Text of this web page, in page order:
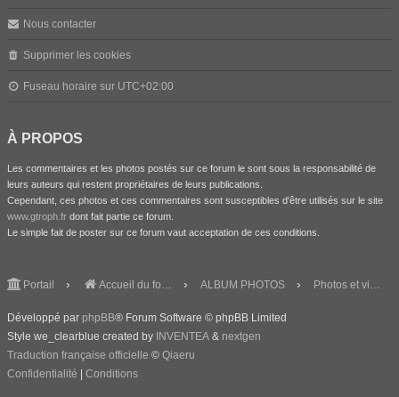
Nous contacter
Supprimer les cookies
Fuseau horaire sur UTC+02:00
À PROPOS
Les commentaires et les photos postés sur ce forum le sont sous la responsabilité de
leurs auteurs qui restent propriétaires de leurs publications.
Cependant, ces photos et ces commentaires sont susceptibles d'être utilisés sur le site
www.gtroph.fr dont fait partie ce forum.
Le simple fait de poster sur ce forum vaut acceptation de ces conditions.
Portail Accueil du forum ALBUM PHOTOS Photos et vidéos de nos visites
Développé par phpBB® Forum Software © phpBB Limited
Style we_clearblue created by INVENTEA & nextgen
Traduction française officielle © Qiaeru
Confidentialité
Conditions